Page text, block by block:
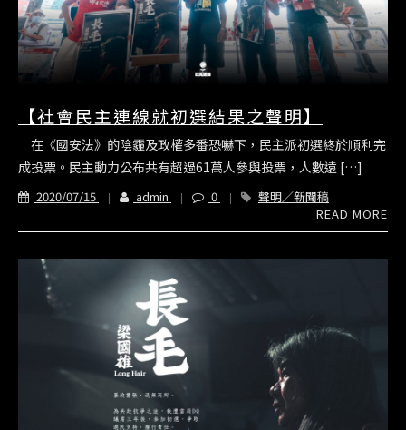
【社會民主連線就初選結果之聲明】
在《國安法》的陰霾及政權多番恐嚇下，民主派初選終於順利完
成投票。民主動力公布共有超過61萬人參與投票，人數遠 […]
2020/07/15 admin 0
聲明／新聞稿
READ MORE